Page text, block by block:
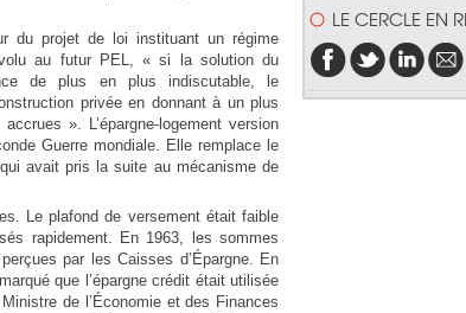
du projet de loi instituant un régime
au futur PEL, « si la solution du
de plus en plus indiscutable, le
privée en donnant à un plus
». L’épargne-logement version
Guerre mondiale. Elle remplace le
avait pris la suite au mécanisme de
Le plafond de versement était faible
rapidement. En 1963, les sommes
par les Caisses d’Épargne. En
que l’épargne crédit était utilisée
de l’Économie et des Finances
LE CERCLE EN